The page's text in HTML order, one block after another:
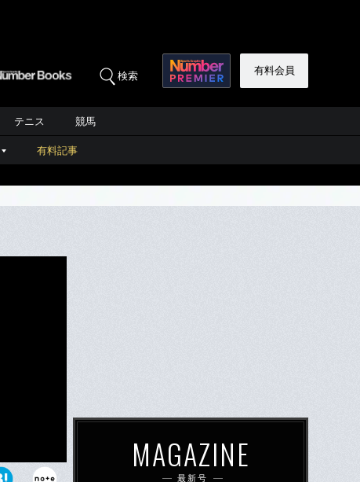
検索 有料会員
テニス 競馬
有料記事
MAGAZINE
最新号